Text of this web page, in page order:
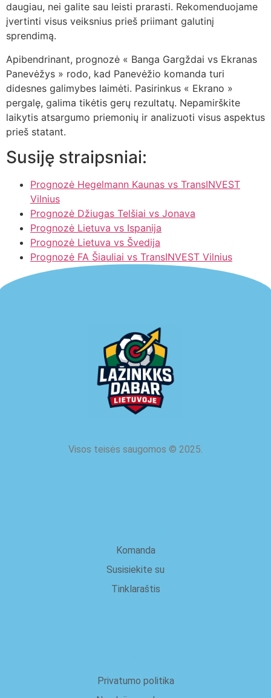
daugiau, nei galite sau leisti prarasti. Rekomenduojame
įvertinti visus veiksnius prieš priimant galutinį
sprendimą.
Apibendrinant, prognozė « Banga Gargždai vs Ekranas
Panevėžys » rodo, kad Panevėžio komanda turi
didesnes galimybes laimėti. Pasirinkus « Ekrano »
pergalę, galima tikėtis gerų rezultatų. Nepamirškite
laikytis atsargumo priemonių ir analizuoti visus aspektus
prieš statant.
Susiję straipsniai:
Prognozė Hegelmann Kaunas vs TransINVEST
Vilnius
Prognozė Džiugas Telšiai vs Jonava
Prognozė Lietuva vs Ispanija
Prognozė Lietuva vs Švedija
Prognozė FA Šiauliai vs TransINVEST Vilnius
Visos teisės saugomos © 2025.
Komanda
Susisiekite su
Tinklaraštis
Privatumo politika